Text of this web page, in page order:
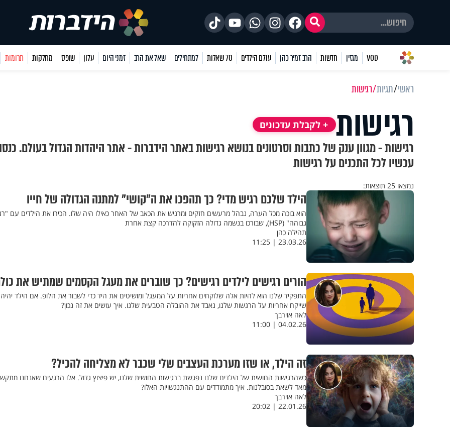
VOD מגזין חדשות הרב זמיר כהן עולם הילדים 70 שאלות למתחילים שאל את הרב זמני היום עלון שופס מחלקות תרומות
ראשי תגיות רגישות
רגישות + לקבלת עדכונים
רגישות - מגוון ענק של כתבות וסרטונים בנושא רגישות באתר הידברות - אתר היהדות הגדול בעולם. כנסו
עכשיו לכל התכנים על רגישות
נמצאו 25 תוצאות:
הילד שלכם רגיש מדי? כך תהפכו את ה"קושי" למתנה הגדולה של חייו
הוא בוכה מכל הערה, נבהל מרעשים חזקים ומרגיש את הכאב של האחר כאילו היה שלו. הכירו את הילדים עם
גבוהה" (HSP), שבורכו בנשמה גדולה הזקוקה להדרכה קצת אחרת
תהילה כהן
23.03.26 | 11:25
הורים רגישים לילדים רגישים? כך שוברים את מעגל הקסמים שמתיש את
התפקיד שלנו הוא להיות אלה שלוקחים אחריות על המעגל ומושיטים את היד כדי לשבור את הלופ. אם הילד
שייקח אחריות על הרגשות שלנו, נאבד את ההובלה הטבעית שלנו. איך עושים את זה נכון?
לאה אוירבך
04.02.26 | 11:00
זה הילד, או שזו מערכת העצבים שלי שכבר לא מצליחה להכיל?
כשהרגישות החושית של הילדים שלנו נפגשת ברגישות החושית שלנו, יש פיצוץ גדול. אלו הרגעים שאנחנו
מאד לשאת בסובלנות. איך מתמודדים עם ההתנגשויות האלו?
לאה אוירבך
22.01.26 | 20:02